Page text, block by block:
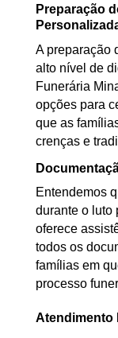
Preparação
A preparação
alto nível de
Funerária
opções para
que as
crenças e
Entendemos
durante o luto
oferece
todos os
famílias em
processo
Atendimento